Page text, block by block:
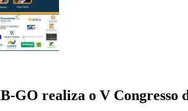
GO realiza o V